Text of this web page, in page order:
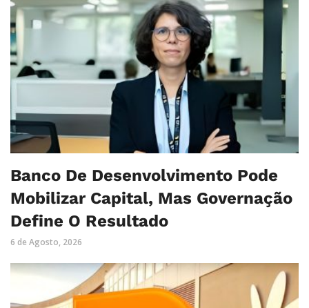
Banco De Desenvolvimento Pode
Mobilizar Capital, Mas Governação
Define O Resultado
6 de Agosto, 2026